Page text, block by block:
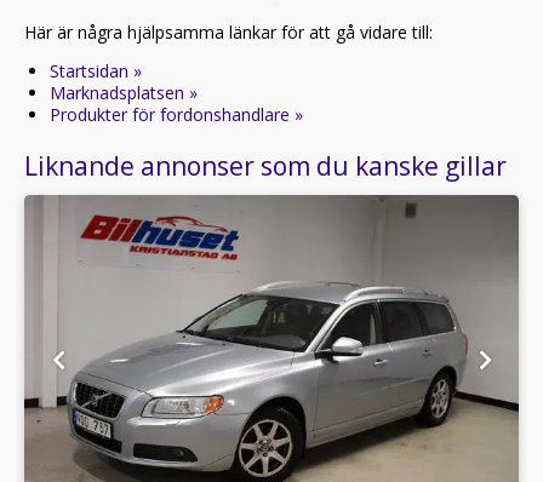
Här är några hjälpsamma länkar för att gå vidare till:
Startsidan »
Marknadsplatsen »
Produkter för fordonshandlare »
Liknande annonser som du kanske gillar